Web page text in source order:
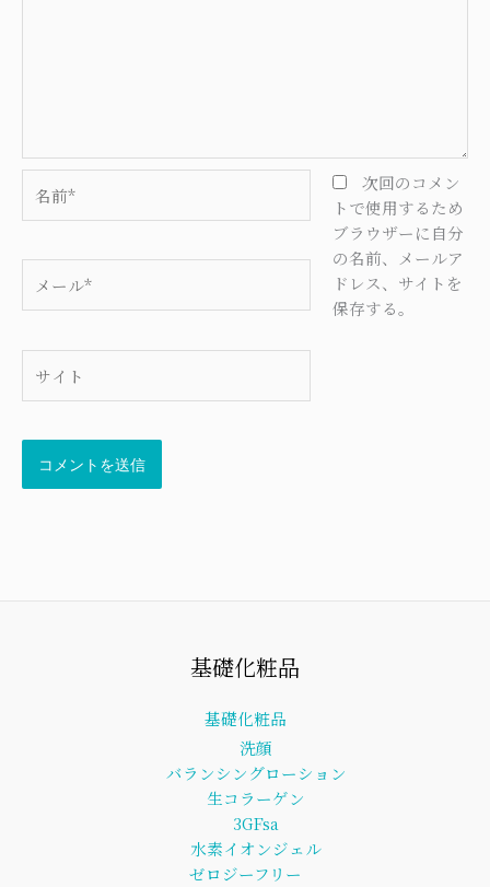
前
ー
*
次回のコメン
トで使用するため
ブラウザーに自分
の名前、メールア
ドレス、サイトを
保存する。
基礎化粧品
基礎化粧品
洗顔
バランシングローション
生コラーゲン
3GFsa
水素イオンジェル
ゼロジーフリー